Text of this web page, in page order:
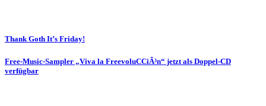
Thank Goth It’s Friday!
Free-Music-Sampler „Viva la FreevoluCCiÃ³n“ jetzt als Doppel-CD
verfügbar